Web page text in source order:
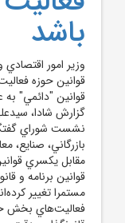
باشد
وزير امور اقتصادي
قوانين حوزه
قوانين "دائمي"
گزارش شادا،
نشست شوراي
بازرگاني، صنايع،
مقابل يکسري
قوانين برنامه و
مستمرا تغيير
فعاليت‌هاي بخش